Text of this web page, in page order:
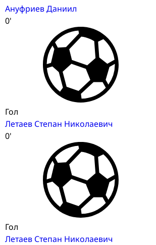
Ануфриев Даниил
0'
Гол
Летаев Степан Николаевич
0'
Гол
Летаев Степан Николаевич